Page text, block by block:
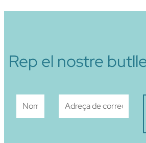
Rep el nostre